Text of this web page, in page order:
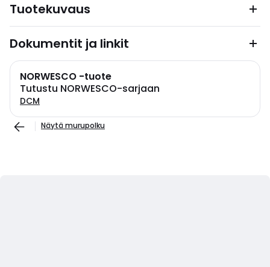
Tuotekuvaus
Dokumentit ja linkit
NORWESCO -tuote
Tutustu NORWESCO-sarjaan
DCM
Näytä murupolku